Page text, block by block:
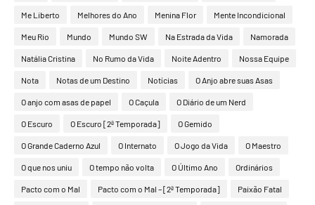
Me Liberto Melhores do Ano Menina Flor Mente Incondicional
Meu Rio Mundo Mundo SW Na Estrada da Vida Namorada
Natália Cristina No Rumo da Vida Noite Adentro Nossa Equipe
Nota Notas de um Destino Notícias O Anjo abre suas Asas
O anjo com asas de papel O Caçula O Diário de um Nerd
O Escuro O Escuro [2ª Temporada] O Gemido
O Grande Caderno Azul O Internato O Jogo da Vida O Maestro
O que nos uniu O tempo não volta O Último Ano Ordinários
Pacto com o Mal Pacto com o Mal – [2ª Temporada] Paixão Fatal